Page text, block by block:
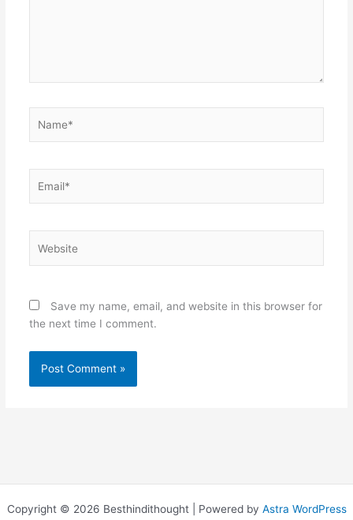
Save my name, email, and website in this browser for
the next time I comment.
Copyright © 2026 Besthindithought | Powered by Astra WordPress